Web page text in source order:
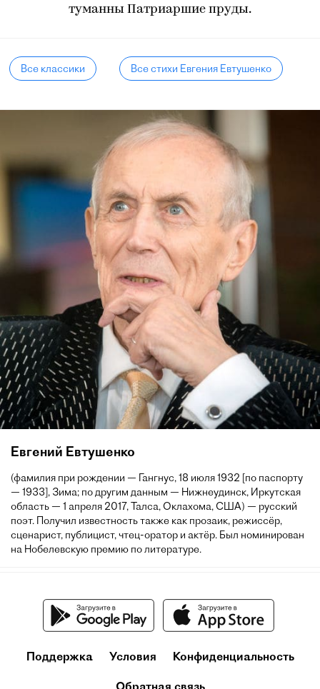
туманны Патриаршие пруды.
Все классики Все стихи Евгения Евтушенко
Евгений Евтушенко
(фамилия при рождении — Гангнус, 18 июля 1932 [по паспорту
— 1933], Зима; по другим данным — Нижнеудинск, Иркутская
область — 1 апреля 2017, Талса, Оклахома, США) — русский
поэт. Получил известность также как прозаик, режиссёр,
сценарист, публицист, чтец-оратор и актёр. Был номинирован
на Нобелевскую премию по литературе.
Поддержка Условия Конфиденциальность